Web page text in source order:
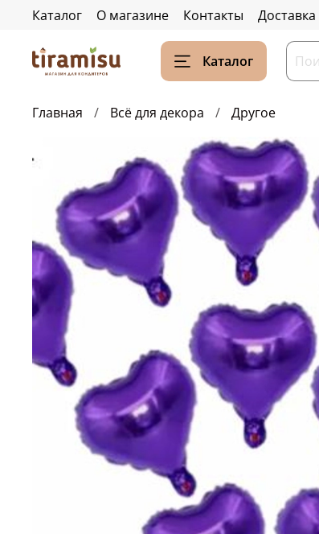
Каталог О магазине Контакты Доставка
Каталог
Главная Всё для декора Другое